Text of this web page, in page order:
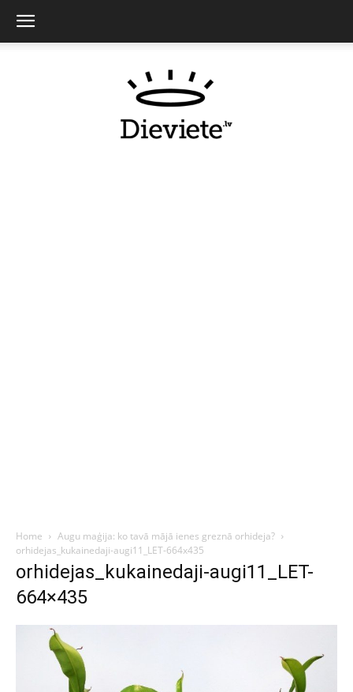
Home
Augu maģija: ko tavā mājā ienes greznā orhideja?
orhidejas_kukainedaji-augi11_LET-664x435
orhidejas_kukainedaji-augi11_LET-
664×435